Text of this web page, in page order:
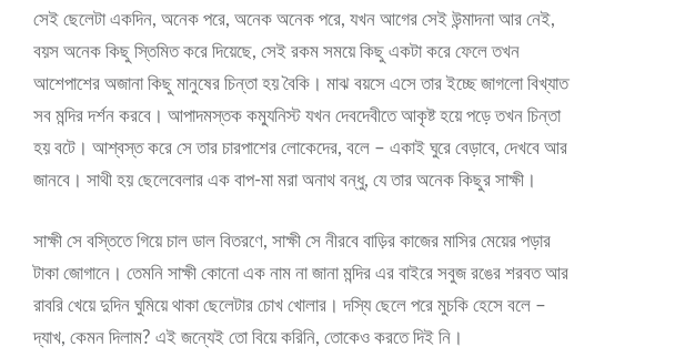
সেই ছেলেটা একদিন, অনেক পরে, অনেক অনেক পরে, যখন আগের সেই উন্মাদনা আর নেই,
বয়স অনেক কিছু স্তিমিত করে দিয়েছে, সেই রকম সময়ে কিছু একটা করে ফেলে তখন
আশেপাশের অজানা কিছু মানুষের চিন্তা হয় বৈকি। মাঝ বয়সে এসে তার ইচ্ছে জাগলো বিখ্যাত
সব মন্দির দর্শন করবে। আপাদমস্তক কম্যুনিস্ট যখন দেবদেবীতে আকৃষ্ট হয়ে পড়ে তখন চিন্তা
হয় বটে। আশ্বস্ত করে সে তার চারপাশের লোকেদের, বলে – একাই ঘুরে বেড়াবে, দেখবে আর
জানবে। সাথী হয় ছেলেবেলার এক বাপ-মা মরা অনাথ বন্ধু, যে তার অনেক কিছুর সাক্ষী।
সাক্ষী সে বস্তিতে গিয়ে চাল ডাল বিতরণে, সাক্ষী সে নীরবে বাড়ির কাজের মাসির মেয়ের পড়ার
টাকা জোগানে। তেমনি সাক্ষী কোনো এক নাম না জানা মন্দির এর বাইরে সবুজ রঙের শরবত আর
রাবরি খেয়ে দুদিন ঘুমিয়ে থাকা ছেলেটার চোখ খোলার। দস্যি ছেলে পরে মুচকি হেসে বলে –
দ্যাখ, কেমন দিলাম? এই জন্যেই তো বিয়ে করিনি, তোকেও করতে দিই নি।